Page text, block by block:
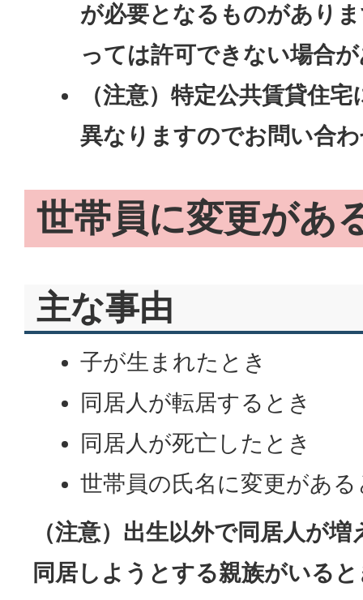
が必要となるものがあり
っては許可できない場合
（注意）特定公共賃貸住
異なりますのでお問い合
世帯員に変更があ
主な事由
子が生まれたとき
同居人が転居するとき
同居人が死亡したとき
世帯員の氏名に変更がある
（注意）出生以外で同居人が
同居しようとする親族がいる